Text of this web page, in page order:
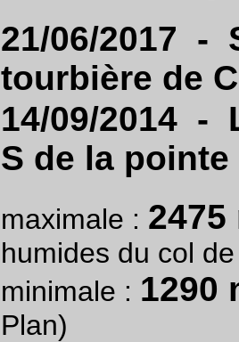
21/06/2017 -
tourbière de
14/09/2014 -
S de la
maximale : 2475
humides du col
minimale : 1290
Plan)